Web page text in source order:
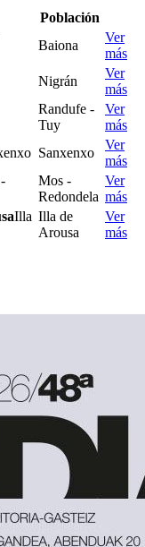
Población
Baiona
Ver
más
Nigrán
Ver
más
Randufe -
Tuy
Ver
más
Sanxenxo
Ver
más
Mos -
Redondela
Ver
más
Illa Illa de
Arousa
Ver
más